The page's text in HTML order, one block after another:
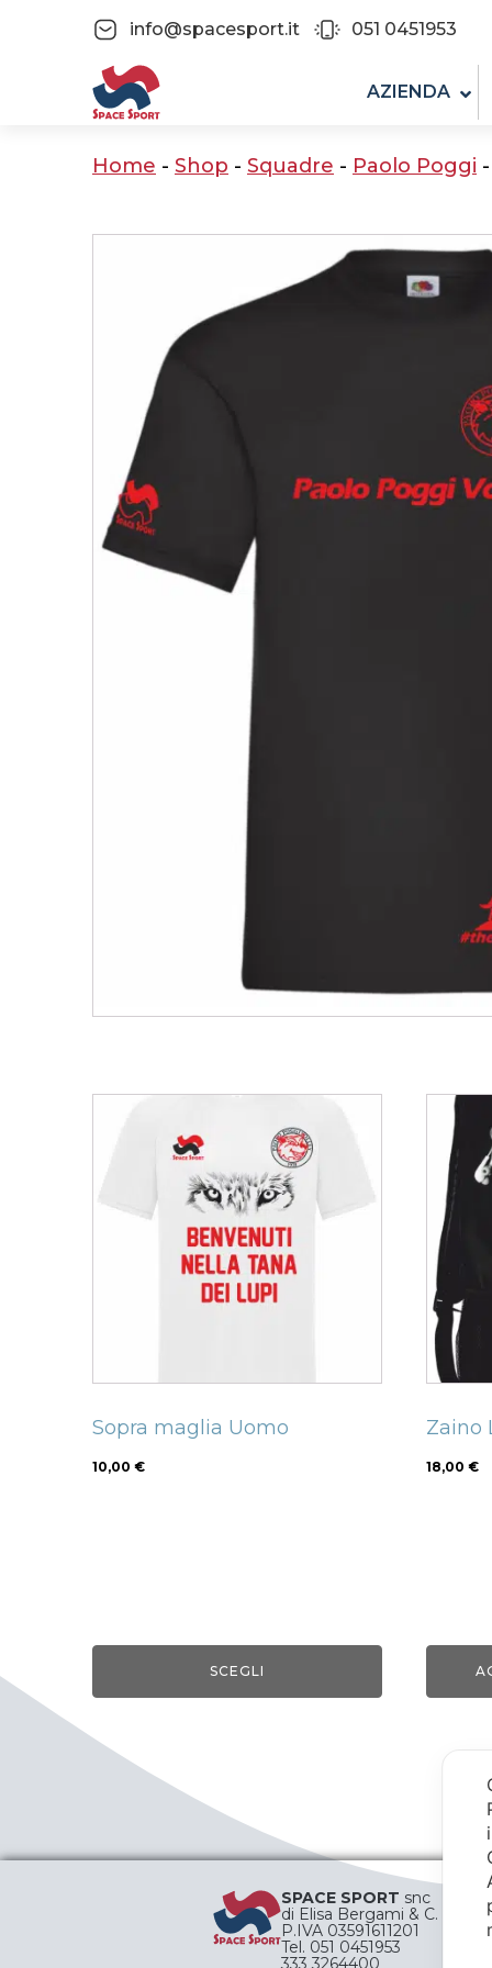
info@spacesport.it 051 0451953
AZIENDA
Home - Shop - Squadre - Paolo Poggi -
Sopra maglia Uomo
10,00 €
SCEGLI
prodotto
varianti.
pagina
del
Zaino
18,00 €
SPACE SPORT snc
di Elisa Bergami & C.
P.IVA 03591611201
Tel. 051 0451953
333 3264400